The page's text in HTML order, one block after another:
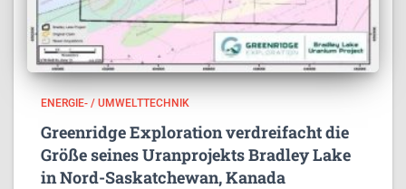
ENERGIE- / UMWELTTECHNIK
Greenridge Exploration verdreifacht die
Größe seines Uranprojekts Bradley Lake
in Nord-Saskatchewan, Kanada